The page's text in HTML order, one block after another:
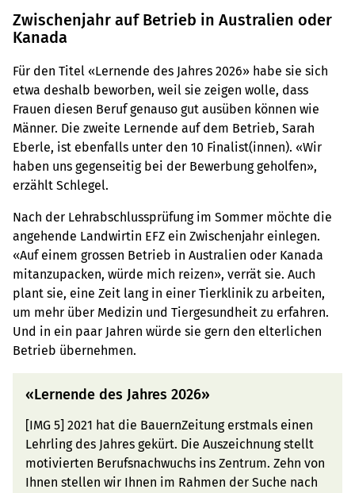
Zwischenjahr auf Betrieb in Australien oder
Kanada
Für den Titel «Lernende des Jahres 2026» habe sie sich
etwa deshalb beworben, weil sie zeigen wolle, dass
Frauen diesen Beruf genauso gut ausüben können wie
Männer. Die zweite Lernende auf dem Betrieb, Sarah
Eberle, ist ebenfalls unter den 10 Finalist(innen). «Wir
haben uns gegenseitig bei der Bewerbung geholfen»,
erzählt Schlegel.
Nach der Lehrabschlussprüfung im Sommer möchte die
angehende Landwirtin EFZ ein Zwischenjahr einlegen.
«Auf einem grossen Betrieb in Australien oder Kanada
mitanzupacken, würde mich reizen», verrät sie. Auch
plant sie, eine Zeit lang in einer Tierklinik zu arbeiten,
um mehr über Medizin und Tiergesundheit zu erfahren.
Und in ein paar Jahren würde sie gern den elterlichen
Betrieb übernehmen.
«Lernende des Jahres 2026»
[IMG 5] 2021 hat die BauernZeitung erstmals einen
Lehrling des Jahres gekürt. Die Auszeichnung stellt
motivierten Berufsnachwuchs ins Zentrum. Zehn von
Ihnen stellen wir Ihnen im Rahmen der Suche nach